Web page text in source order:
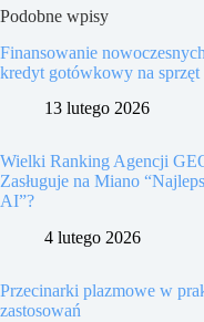
Podobne wpisy
Finansowanie
kredyt gotówkowy na sprzęt
13 lutego 2026
Wielki Ranking Agencji
Zasługuje na Miano
AI”?
4 lutego 2026
Przecinarki plazmowe w
zastosowań